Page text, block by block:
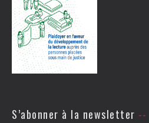
S’abonner à la newsletter